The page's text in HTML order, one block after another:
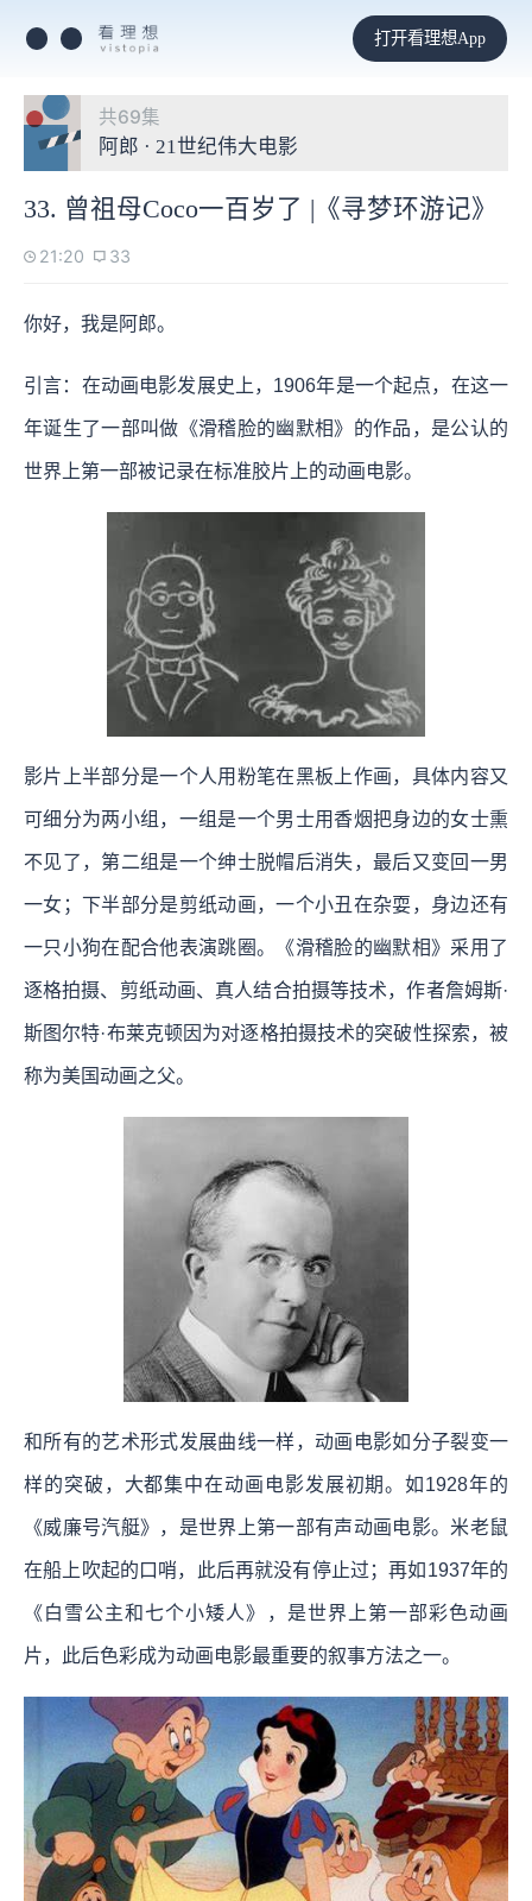
打开看理想App
共69集
阿郎 · 21世纪伟大电影
33. 曾祖母Coco一百岁了 |《寻梦环游记》
21:20 33
你好，我是阿郎。
引言：在动画电影发展史上，1906年是一个起点，在这一
年诞生了一部叫做《滑稽脸的幽默相》的作品，是公认的
世界上第一部被记录在标准胶片上的动画电影。
影片上半部分是一个人用粉笔在黑板上作画，具体内容又
可细分为两小组，一组是一个男士用香烟把身边的女士熏
不见了，第二组是一个绅士脱帽后消失，最后又变回一男
一女；下半部分是剪纸动画，一个小丑在杂耍，身边还有
一只小狗在配合他表演跳圈。《滑稽脸的幽默相》采用了
逐格拍摄、剪纸动画、真人结合拍摄等技术，作者詹姆斯·
斯图尔特·布莱克顿因为对逐格拍摄技术的突破性探索，被
称为美国动画之父。
和所有的艺术形式发展曲线一样，动画电影如分子裂变一
样的突破，大都集中在动画电影发展初期。如1928年的
《威廉号汽艇》，是世界上第一部有声动画电影。米老鼠
在船上吹起的口哨，此后再就没有停止过；再如1937年的
《白雪公主和七个小矮人》，是世界上第一部彩色动画
片，此后色彩成为动画电影最重要的叙事方法之一。